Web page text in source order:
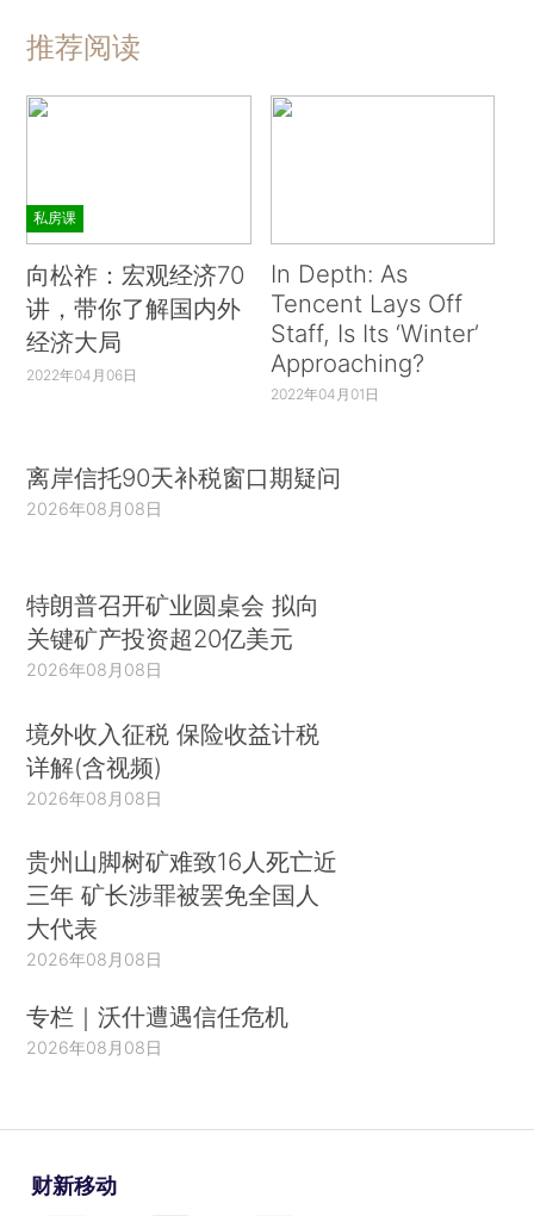
推荐阅读
私房课
向松祚：宏观经济70
讲，带你了解国内外
经济大局
2022年04月06日
In Depth: As
Tencent Lays Off
Staff, Is Its ‘Winter’
Approaching?
2022年04月01日
离岸信托90天补税窗口期疑问
2026年08月08日
特朗普召开矿业圆桌会 拟向
关键矿产投资超20亿美元
2026年08月08日
境外收入征税 保险收益计税
详解(含视频)
2026年08月08日
贵州山脚树矿难致16人死亡近
三年 矿长涉罪被罢免全国人
大代表
2026年08月08日
专栏｜沃什遭遇信任危机
2026年08月08日
财新移动